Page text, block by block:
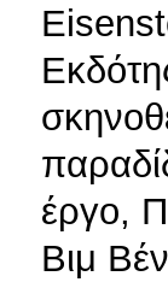
έργο,
Βιμ